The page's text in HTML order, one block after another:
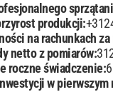
produkcji:
na rachunkach za
netto z pomiarów:
roczne świadczenie:
w pierwszym